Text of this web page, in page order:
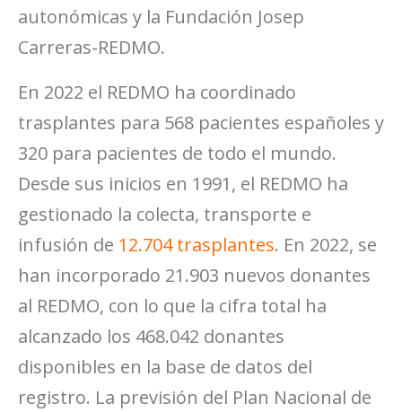
autonómicas y la Fundación Josep
Carreras-REDMO.
En 2022 el REDMO ha coordinado
trasplantes para 568 pacientes españoles y
320 para pacientes de todo el mundo.
Desde sus inicios en 1991, el REDMO ha
gestionado la colecta, transporte e
infusión de 12.704 trasplantes. En 2022, se
han incorporado 21.903 nuevos donantes
al REDMO, con lo que la cifra total ha
alcanzado los 468.042 donantes
disponibles en la base de datos del
registro. La previsión del Plan Nacional de